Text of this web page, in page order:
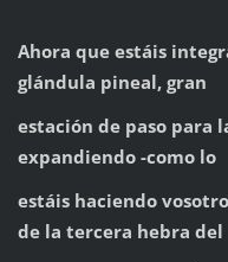
Ahora que estáis
glándula pineal, gran
estación de paso para
expandiendo -como lo
estáis haciendo
de la tercera hebra del